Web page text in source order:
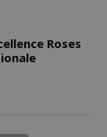
Roses